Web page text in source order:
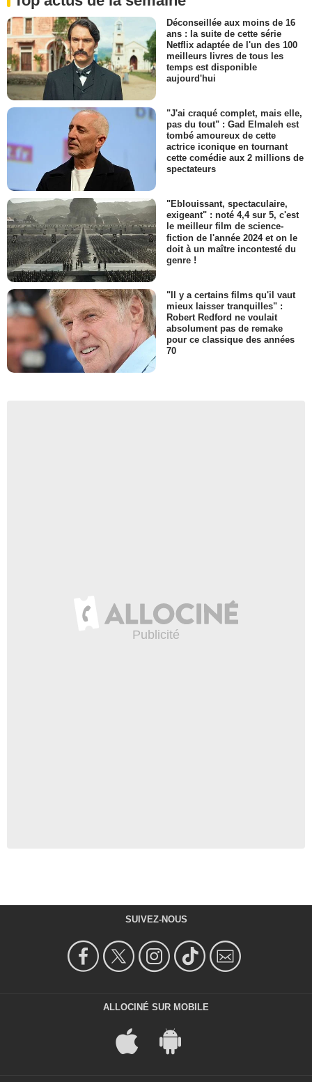
Déconseillée aux moins de 16
ans : la suite de cette série
Netflix adaptée de l'un des 100
meilleurs livres de tous les
temps est disponible
aujourd'hui
"J'ai craqué complet, mais elle,
pas du tout" : Gad Elmaleh est
tombé amoureux de cette
actrice iconique en tournant
cette comédie aux 2 millions de
spectateurs
"Eblouissant, spectaculaire,
exigeant" : noté 4,4 sur 5, c'est
le meilleur film de science-
fiction de l'année 2024 et on le
doit à un maître incontesté du
genre !
"Il y a certains films qu'il vaut
mieux laisser tranquilles" :
Robert Redford ne voulait
absolument pas de remake
pour ce classique des années
70
SUIVEZ-NOUS
ALLOCINÉ SUR MOBILE